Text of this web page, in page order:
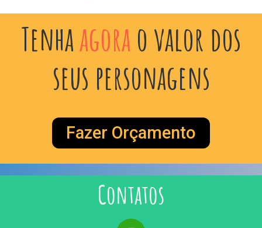
Tenhaagora o valor dos
seus personagens
Fazer Orçamento
Contatos